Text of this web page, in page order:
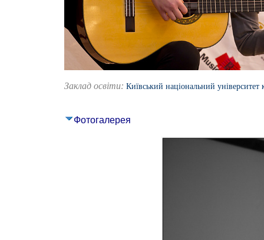
Заклад освіти: Київський національний університет
Фотогалерея